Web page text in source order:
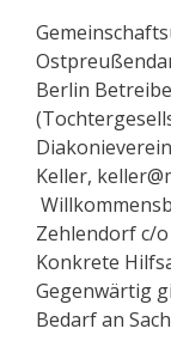
Berlin
Keller,
Zehlendorf c/o
Konkrete
Gegenwärtig
Bedarf an